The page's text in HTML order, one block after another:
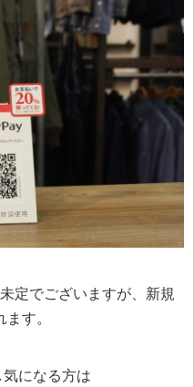
定でございますが、新規
す。
になる方は